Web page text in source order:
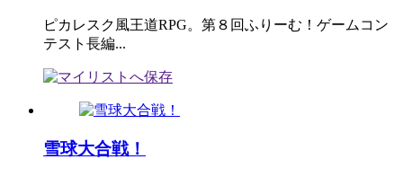
ピカレスク風王道RPG。第８回ふりーむ！ゲームコン
テスト長編...
雪球大合戦！